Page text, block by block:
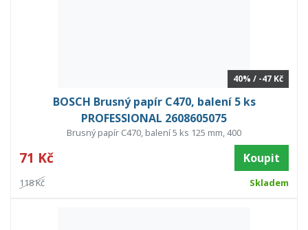
40% / -47 Kč
BOSCH Brusný papír C470, balení 5 ks
PROFESSIONAL 2608605075
Brusný papír C470, balení 5 ks 125 mm, 400
71 Kč Koupit
118 Kč Skladem